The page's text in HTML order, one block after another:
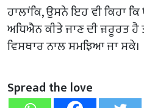
ਹਾਲਾਂਕਿ, ਉਸਨੇ ਇਹ ਵੀ ਕਿਹਾ
ਅਧਿਐਨ ਕੀਤੇ ਜਾਣ ਦੀ ਜ਼ਰੂਰਤ
ਵਿਸਥਾਰ ਨਾਲ ਸਮਝਿਆ ਜਾ ਸਕੇ।
Spread the love